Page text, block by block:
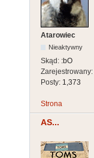
Atarowiec
Nieaktywny
Skąd: :bO
Zarejestrowany:
Posty: 1,373
Strona
AS...